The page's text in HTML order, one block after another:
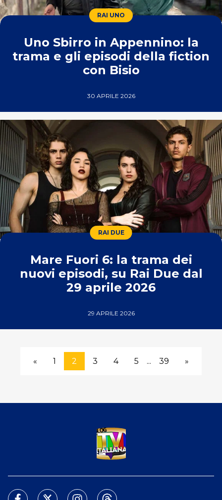
RAI UNO
Uno Sbirro in Appennino: la
trama e gli episodi della fiction
con Bisio
30 APRILE 2026
RAI DUE
Mare Fuori 6: la trama dei
nuovi episodi, su Rai Due dal
29 aprile 2026
29 APRILE 2026
« 1 2 3 4 5 ... 39 »